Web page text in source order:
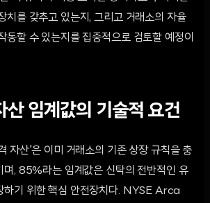
치를 갖추고 있는지, 그리고 거래소의 자율
동할 수 있는지를 집중적으로 검토할 예정이
임계값의 기술적 요건
자산'은 이미 거래소의 기존 상장 규칙을 충
며, 85%라는 임계값은 신탁의 전반적인 유
하기 위한 핵심 안전장치다. NYSE Arca